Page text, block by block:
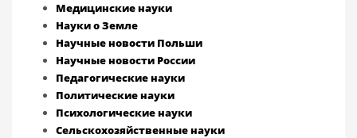
Медицинские науки
Науки о Земле
Научные новости Польши
Научные новости России
Педагогические науки
Политические науки
Психологические науки
Сельскохозяйственные науки